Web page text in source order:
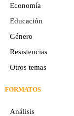
Economía
Educación
Género
Resistencias
Otros temas
FORMATOS
Análisis